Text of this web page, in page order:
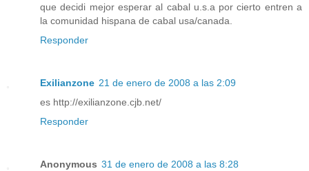
que decidi mejor esperar al cabal u.s.a por cierto entren a
la comunidad hispana de cabal usa/canada.
Responder
Exilianzone 21 de enero de 2008 a las 2:09
es http://exilianzone.cjb.net/
Responder
Anonymous 31 de enero de 2008 a las 8:28